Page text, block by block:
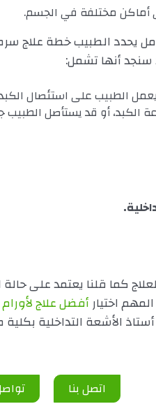
أماكن مختلفة في الجسم.
يحدد الطبيب خطة علاج
أنها تشمل:
الطبيب على استئصال
الكبد، أو قد يستأصل
كما قلنا يعتمد على
اختيارأفضل علاج
الأشعة التداخلية
اتصل بنا